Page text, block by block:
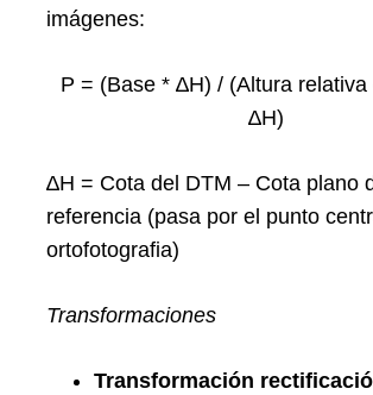
imágenes:
P = (Base * ∆H) / (Altura
∆H)
∆H = Cota del DTM – Cota plano
referencia (pasa por el punto
ortofotografia)
Transformaciones
Transformación